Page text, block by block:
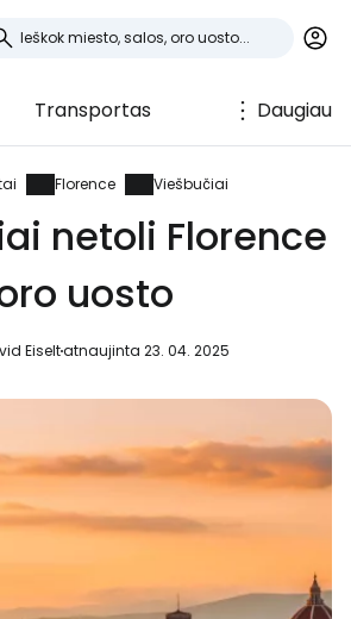
Transportas Daugiau
Florence Viešbučiai
netoli Florence
uosto
Eiseltatnaujinta 23. 04. 2025
prie
bendruomenė
Tęsti el. paštu